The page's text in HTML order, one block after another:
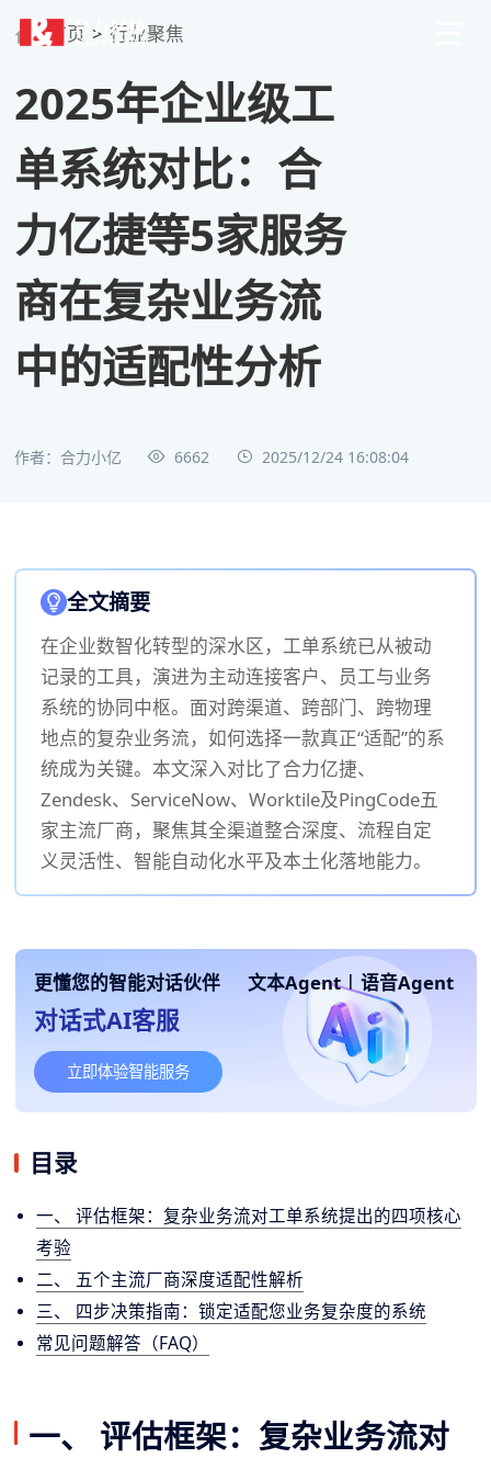
首页 > 行业聚焦
2025年企业级工
单系统对比：合
力亿捷等5家服务
商在复杂业务流
中的适配性分析
作者：合力小亿 6662 2025/12/24 16:08:04
全文摘要
在企业数智化转型的深水区，工单系统已从被动
记录的工具，演进为主动连接客户、员工与业务
系统的协同中枢。面对跨渠道、跨部门、跨物理
地点的复杂业务流，如何选择一款真正“适配”的系
统成为关键。本文深入对比了合力亿捷、
Zendesk、ServiceNow、Worktile及PingCode五
家主流厂商，聚焦其全渠道整合深度、流程自定
义灵活性、智能自动化水平及本土化落地能力。
更懂您的智能对话伙伴 文本Agent | 语音Agent
对话式AI客服
立即体验智能服务
目录
一、 评估框架：复杂业务流对工单系统提出的四项核心
考验
二、 五个主流厂商深度适配性解析
三、 四步决策指南：锁定适配您业务复杂度的系统
常见问题解答（FAQ）
一、 评估框架：复杂业务流对